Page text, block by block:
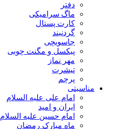
دفتر
ماگ سرامیکی
کارت پستال
گردنبند
جاسویچی
پیکسل و مگنت چوبی
مهر نماز
تیشرت
پرچم
مناسبتی
امام علی علیه السلام
ایران و امید
امام حسین علیه السلام
ماه مبارک رمضان